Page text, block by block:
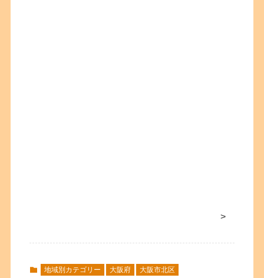
>
地域別カテゴリー 大阪府
大阪市北区